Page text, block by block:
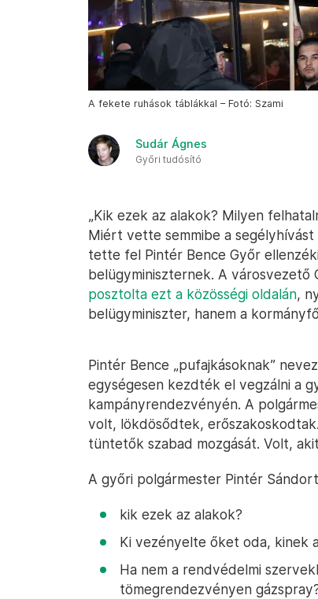
A fekete ruhások táblákkal – Fotó: Szami
Sudár Ágnes
Győri tudósító
„Kik ezek az alakok? Milyen
Miért vette semmibe a
tette fel Pintér Bence Győr
belügyminiszternek. A városvezető
posztolta ezt a közösségi oldalán,
belügyminiszter, hanem a
Pintér Bence „pufajkásoknak”
egységesen kezdték el vegzálni a
kampányrendezvényén. A
volt, lökdösődtek,
tüntetők szabad mozgását. Volt,
A győri polgármester Pintér
kik ezek az alakok?
Ki vezényelte őket oda, kinek
Ha nem a rendvédelmi
tömegrendezvényen